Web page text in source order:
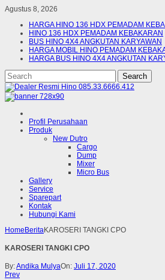
Agustus 8, 2026
HARGA HINO 136 HDX PEMADAM
HINO 136 HDX PEMADAM KEBAKARAN
BUS HINO 4X4 ANGKUTAN KARYAWAN
HARGA MOBIL HINO PEMADAM
HARGA BUS HINO 4X4 ANGKUTAN
Profil Perusahaan
Produk
New Dutro
Cargo
Dump
Mixer
Micro Bus
Gallery
Service
Sparepart
Kontak
Hubungi Kami
Home BeritaKAROSERI TANGKI CPO
KAROSERI TANGKI CPO
By:Andika MulyaOn: Juli 17, 2020
Prev